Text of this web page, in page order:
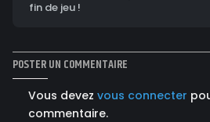
fin de jeu !
POSTER UN COMMENTAIRE
Vous devez vous connecter
commentaire.